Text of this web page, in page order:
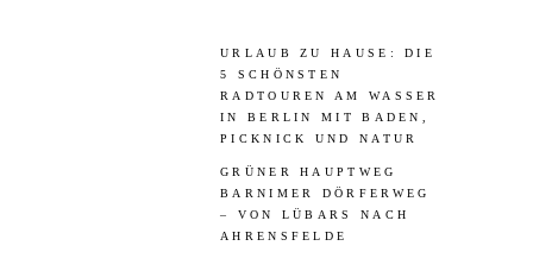
URLAUB ZU HAUSE: DIE
5 SCHÖNSTEN
RADTOUREN AM WASSER
IN BERLIN MIT BADEN,
PICKNICK UND NATUR
GRÜNER HAUPTWEG
BARNIMER DÖRFERWEG
– VON LÜBARS NACH
AHRENSFELDE